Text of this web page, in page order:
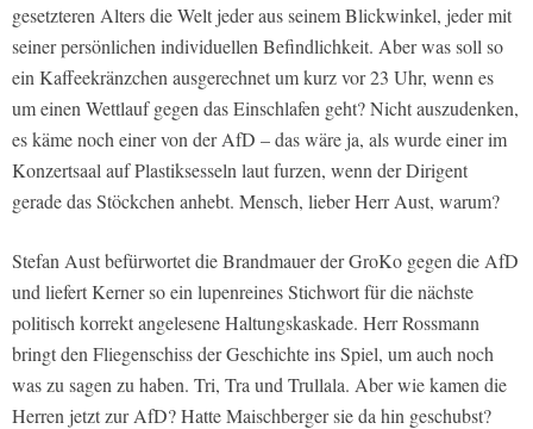
gesetzteren Alters die Welt jeder aus seinem Blickwinkel, jeder mit
seiner persönlichen individuellen Befindlichkeit. Aber was soll so
ein Kaffeekränzchen ausgerechnet um kurz vor 23 Uhr, wenn es
um einen Wettlauf gegen das Einschlafen geht? Nicht auszudenken,
es käme noch einer von der AfD – das wäre ja, als wurde einer im
Konzertsaal auf Plastiksesseln laut furzen, wenn der Dirigent
gerade das Stöckchen anhebt. Mensch, lieber Herr Aust, warum?
Stefan Aust befürwortet die Brandmauer der GroKo gegen die AfD
und liefert Kerner so ein lupenreines Stichwort für die nächste
politisch korrekt angelesene Haltungskaskade. Herr Rossmann
bringt den Fliegenschiss der Geschichte ins Spiel, um auch noch
was zu sagen zu haben. Tri, Tra und Trullala. Aber wie kamen die
Herren jetzt zur AfD? Hatte Maischberger sie da hin geschubst?